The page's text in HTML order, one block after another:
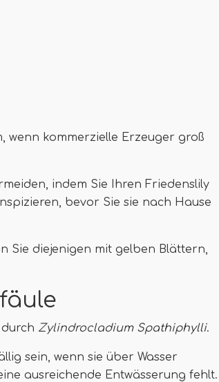
wenn kommerzielle Erzeuger groß
indem Sie Ihren Friedenslily
bevor Sie sie nach Hause
Sie diejenigen mit gelben Blättern,
Zylindrocladium Spathiphylli.
sein, wenn sie über Wasser
ausreichende Entwässerung fehlt.